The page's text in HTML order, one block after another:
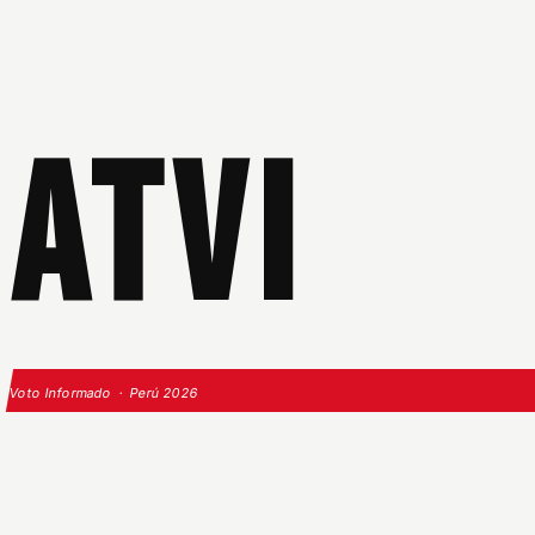
ATVI
Voto Informado · Perú 2026